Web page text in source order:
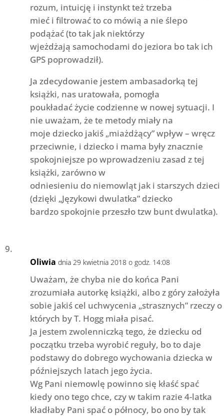
rozum, intuicję i instynkt też trzeba
mieć i filtrować to co mówią a nie ślepo
podążać (to tak jak niektórzy
wjeżdżają samochodami do jeziora bo tak ich
GPS poprowadził).
Ja zdecydowanie jestem ambasadorką tej
książki, nas uratowała, pomogła
poukładać życie codzienne w nowej sytuacji. I
nie uważam, że te metody miały na
moje dziecko jakiś „miażdżący” wpływ – wręcz
przeciwnie, i dziecko i mama były znacznie
spokojniejsze po wprowadzeniu zasad z tej
książki, zarówno w
odniesieniu do niemowląt jak i starszych dzieci
(dzięki „Językowi dwulatka” dziecko
bardzo spokojnie przeszło tzw bunt dwulatka).
Oliwia dnia 29 kwietnia 2018 o godz. 14:08
Uważam, że chyba nie do końca Pani
zrozumiała autorkę książki, albo z góry założyła
sobie jakiś cel uchwycenia „strasznych” rzeczy o
których by T. Hogg miała pisać.
Ja jestem zwolenniczką tego, że dziecku od
początku trzeba wyrobić reguły, bo to daje
podstawy do dobrego wychowania dziecka w
późniejszych latach jego życia.
Wg Pani niemowlę powinno się kłaść spać
kiedy ono tego chce, czy w takim razie 4-latka
kładłaby Pani spać o północy, bo ono by tak